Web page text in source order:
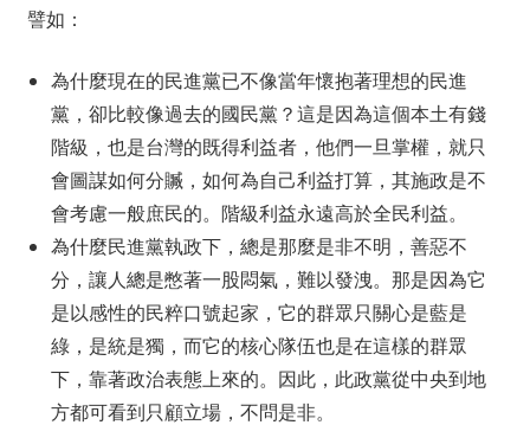
譬如：
為什麼現在的民進黨已不像當年懷抱著理想的民進
黨，卻比較像過去的國民黨？這是因為這個本土有錢
階級，也是台灣的既得利益者，他們一旦掌權，就只
會圖謀如何分贓，如何為自己利益打算，其施政是不
會考慮一般庶民的。階級利益永遠高於全民利益。
為什麼民進黨執政下，總是那麼是非不明，善惡不
分，讓人總是憋著一股悶氣，難以發洩。那是因為它
是以感性的民粹口號起家，它的群眾只關心是藍是
綠，是統是獨，而它的核心隊伍也是在這樣的群眾
下，靠著政治表態上來的。因此，此政黨從中央到地
方都可看到只顧立場，不問是非。